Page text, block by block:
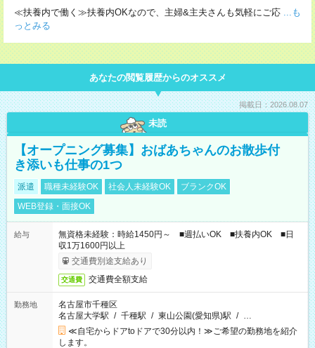
≪扶養内で働く≫扶養内OKなので、主婦&主夫さんも気軽にご応 ...も
っとみる
あなたの閲覧履歴からのオススメ
掲載日：2026.08.07
未読
【オープニング募集】おばあちゃんのお散歩付
き添いも仕事の1つ
派遣 職種未経験OK 社会人未経験OK
ブランクOK
WEB登録・面接OK
給与
無資格未経験：時給1450円～ ■週払いOK ■扶養内OK ■日
収1万1600円以上
交通費別途支給あり
交通費 交通費全額支給
勤務地
名古屋市千種区
名古屋大学駅 / 千種駅 / 東山公園(愛知県)駅 / …
≪自宅からドアtoドアで30分以内！≫ご希望の勤務地を紹介
します。